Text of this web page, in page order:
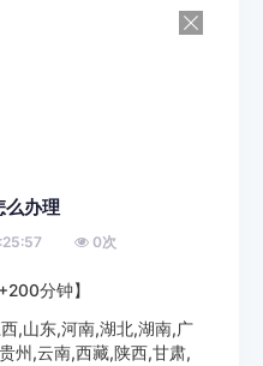
么办理
0次
分钟】
,山东,河南,湖北,湖南,广
州,云南,西藏,陕西,甘肃,